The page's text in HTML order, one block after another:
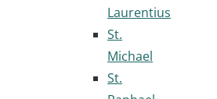
Laurentius
St.
Michael
St.